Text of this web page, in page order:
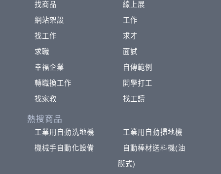
找商品
線上展
網站架設
工作
找工作
求才
求職
面試
幸福企業
自傳範例
轉職換工作
開學打工
找家教
找工讀
熱搜商品
工業用自動洗地機
工業用自動掃地機
機械手自動化設備
自動棒材送料機(油
膜式)